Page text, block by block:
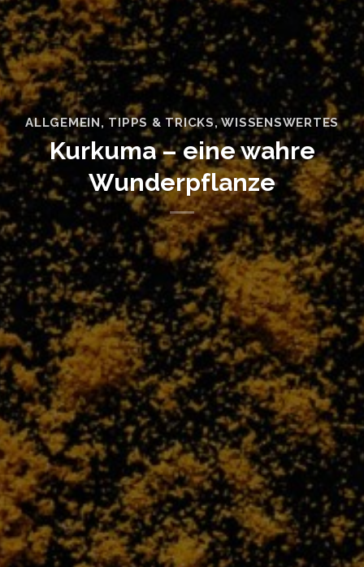
ALLGEMEIN,TIPPS & TRICKS,WISSENSWERTES
Kurkuma – eine wahre
Wunderpflanze